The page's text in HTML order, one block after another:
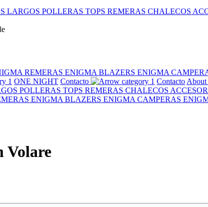
LARGOS POLLERAS TOPS REMERAS CHALECOS
REMERAS ENIGMA BLAZERS ENIGMA
ONE NIGHT Contacto Contacto About
POLLERAS TOPS REMERAS CHALECOS
ENIGMA BLAZERS ENIGMA CAMPERAS
Volare